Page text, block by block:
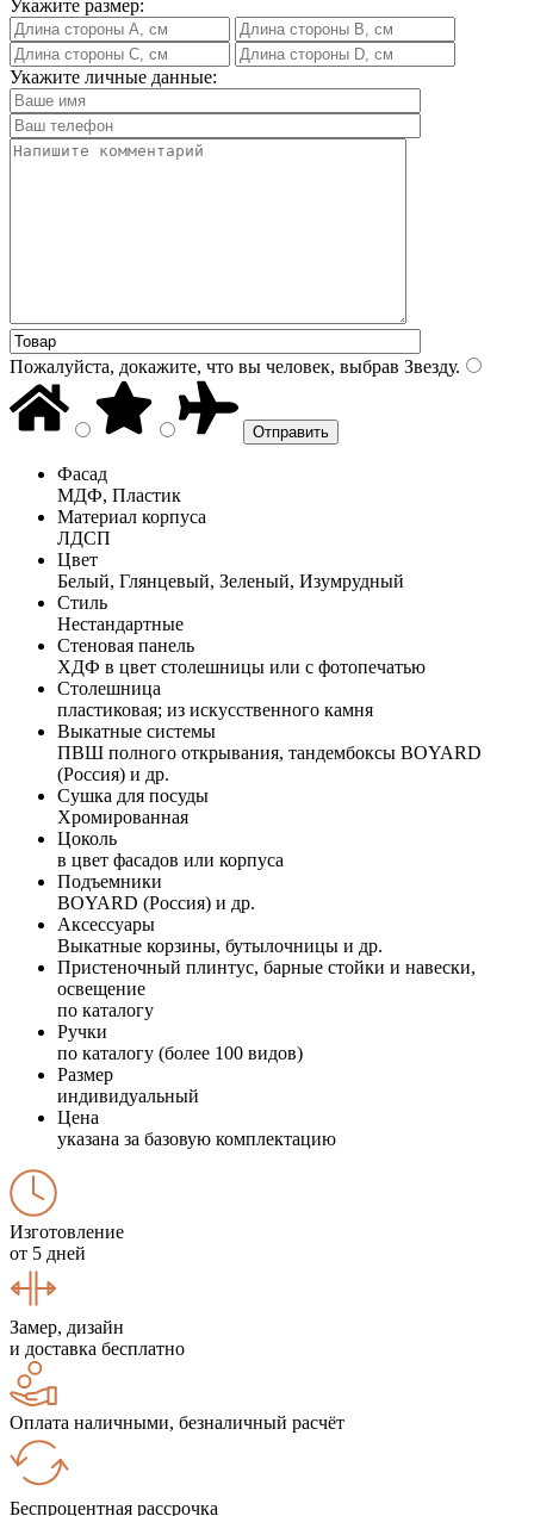
Укажите размер:
Укажите личные данные:
Пожалуйста, докажите, что вы человек, выбрав Звезду.
Фасад
МДФ, Пластик
Материал корпуса
ЛДСП
Цвет
Белый, Глянцевый, Зеленый, Изумрудный
Стиль
Нестандартные
Стеновая панель
ХДФ в цвет столешницы или с фотопечатью
Столешница
пластиковая; из искусственного камня
Выкатные системы
ПВШ полного открывания, тандембоксы BOYARD
(Россия) и др.
Сушка для посуды
Хромированная
Цоколь
в цвет фасадов или корпуса
Подъемники
BOYARD (Россия) и др.
Аксессуары
Выкатные корзины, бутылочницы и др.
Пристеночный плинтус, барные стойки и навески,
освещение
по каталогу
Ручки
по каталогу (более 100 видов)
Размер
индивидуальный
Цена
указана за базовую комплектацию
Изготовление
от 5 дней
Замер, дизайн
и доставка бесплатно
Оплата наличными, безналичный расчёт
Беспроцентная рассрочка